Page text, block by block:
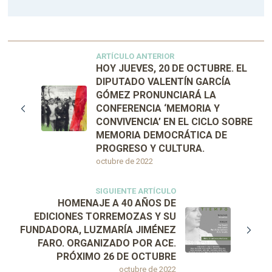
ARTÍCULO ANTERIOR
octubre de 2022
HOY JUEVES, 20 DE OCTUBRE. EL
DIPUTADO VALENTÍN GARCÍA
GÓMEZ PRONUNCIARÁ LA
CONFERENCIA ‘MEMORIA Y
CONVIVENCIA’ EN EL CICLO SOBRE
MEMORIA DEMOCRÁTICA DE
PROGRESO Y CULTURA.
SIGUIENTE ARTÍCULO
octubre de 2022
HOMENAJE A 40 AÑOS DE
EDICIONES TORREMOZAS Y SU
FUNDADORA, LUZMARÍA JIMÉNEZ
FARO. ORGANIZADO POR ACE.
PRÓXIMO 26 DE OCTUBRE